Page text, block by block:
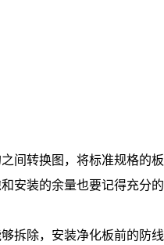
间转换图，将标准规格的板
安装的余量也要记得充分的
拆除，安装净化板前的防线